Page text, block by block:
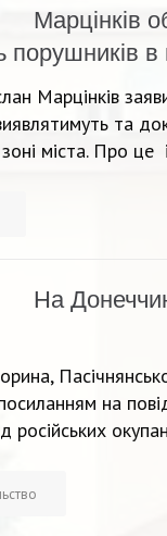
Марцінків
порушників в
Марцінків
та
зоні міста. Про
На
на